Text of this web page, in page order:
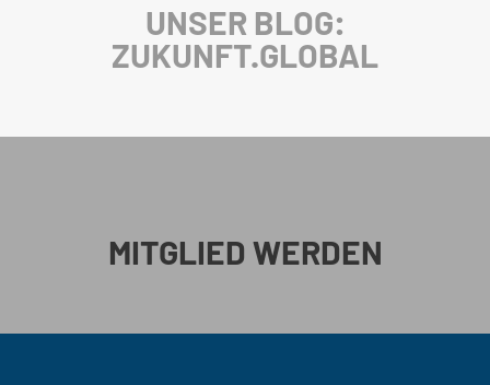
UNSER BLOG:
ZUKUNFT.GLOBAL
MITGLIED WERDEN